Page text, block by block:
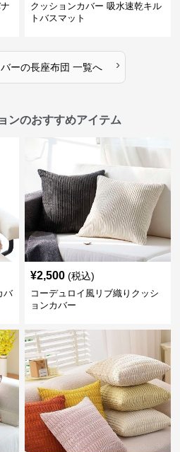
クッションカバー 吸水速乾キル
トバスマット
ーの長座布団 一覧へ ›
ンのおすすめアイテム
バ
¥2,500 (税込)
コーデュロイ風リブ織りクッシ
ョンカバー